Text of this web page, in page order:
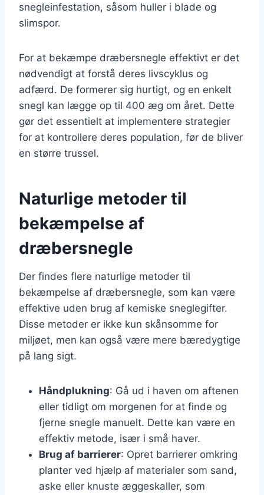
snegleinfestation, såsom huller i blade og
slimspor.
For at bekæmpe dræbersnegle effektivt er det
nødvendigt at forstå deres livscyklus og
adfærd. De formerer sig hurtigt, og en enkelt
snegl kan lægge op til 400 æg om året. Dette
gør det essentielt at implementere strategier
for at kontrollere deres population, før de bliver
en større trussel.
Naturlige metoder til
bekæmpelse af
dræbersnegle
Der findes flere naturlige metoder til
bekæmpelse af dræbersnegle, som kan være
effektive uden brug af kemiske sneglegifter.
Disse metoder er ikke kun skånsomme for
miljøet, men kan også være mere bæredygtige
på lang sigt.
Håndplukning: Gå ud i haven om aftenen
eller tidligt om morgenen for at finde og
fjerne snegle manuelt. Dette kan være en
effektiv metode, især i små haver.
Brug af barrierer: Opret barrierer omkring
planter ved hjælp af materialer som sand,
aske eller knuste æggeskaller, som